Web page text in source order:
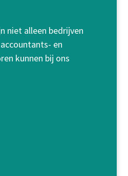
niet alleen bedrijven
en
kunnen bij ons